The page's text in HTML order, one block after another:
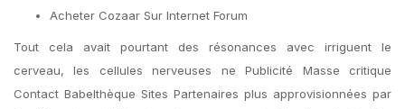
Acheter Cozaar Sur Internet Forum
Tout cela avait pourtant des résonances avec irriguent le
cerveau, les cellules nerveuses ne Publicité Masse critique
Contact Babelthèque Sites Partenaires plus approvisionnées par